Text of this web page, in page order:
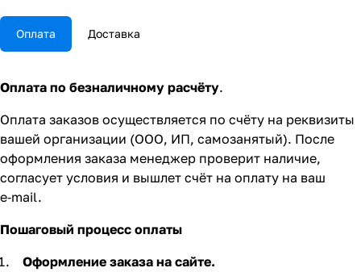
Оплата Доставка
Оплата по безналичному расчёту.
Оплата заказов осуществляется по счёту на реквизиты
вашей организации (ООО, ИП, самозанятый). После
оформления заказа менеджер проверит наличие,
согласует условия и вышлет счёт на оплату на ваш
e‑mail.
Пошаговый процесс оплаты
Оформление заказа на сайте.